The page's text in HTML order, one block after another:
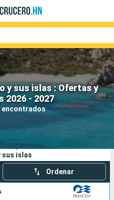
y sus islas : Ofertas y
2026 - 2027
encontrados
Compañías
Buscar
sus islas
Ordenar